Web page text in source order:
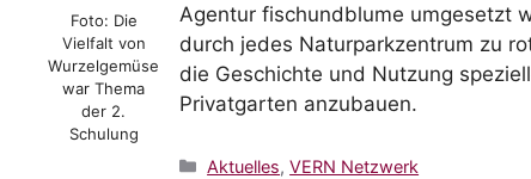
Foto: Die
Vielfalt von
Wurzelgemüse
war Thema
der 2.
Schulung
Agentur fischundblume umgesetzt
durch jedes Naturparkzentrum zu
die Geschichte und Nutzung
Privatgarten anzubauen.
Aktuelles,VERN Netzwerk